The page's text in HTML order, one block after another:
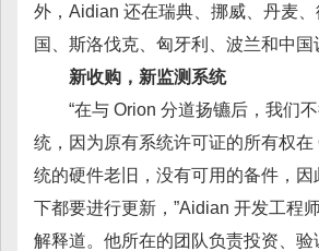
外，Aidian 还在瑞典、挪威、丹麦
国、斯洛伐克、匈牙利、波兰和中国
新收购，新监测系统
“在与 Orion 分道扬镳后，我们不
统，因为原有系统许可证的所有权在
统的硬件老旧，没有可用的备件，
下都要进行更新，”Aidian 开发工程
解释道。他所在的团队负责投资、验